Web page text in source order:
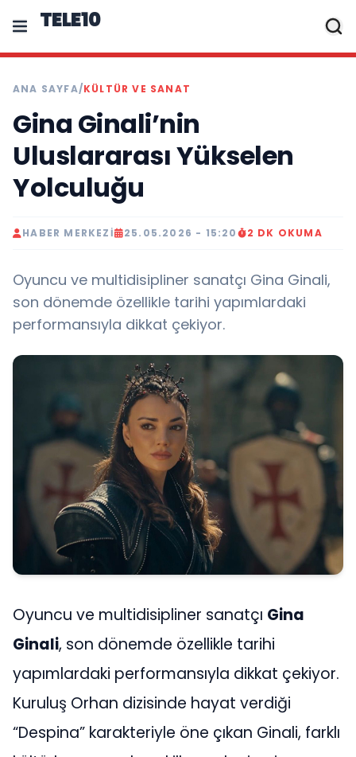
TELE10
ANA SAYFA/KÜLTÜR VE SANAT
Gina Ginali’nin
Uluslararası Yükselen
Yolculuğu
HABER MERKEZI 25.05.2026 - 15:20 2 DK OKUMA
Oyuncu ve multidisipliner sanatçı Gina Ginali,
son dönemde özellikle tarihi yapımlardaki
performansıyla dikkat çekiyor.
Oyuncu ve multidisipliner sanatçı Gina
Ginali, son dönemde özellikle tarihi
yapımlardaki performansıyla dikkat çekiyor.
Kuruluş Orhan dizisinde hayat verdiği
“Despina” karakteriyle öne çıkan Ginali, farklı